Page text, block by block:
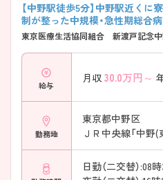
【中野駅徒歩5分】中野駅近く
制が整った中規模・急性期総合病
東京医療生活協同組合 新渡戸記念
給与
月収 30.0万円～
勤務地
東京都中野区
ＪＲ中央線「中野